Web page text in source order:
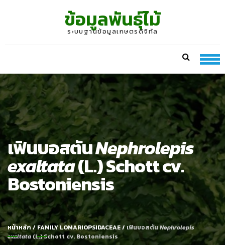
ข้อมูลพันธุ์ไม้
ระบบฐานข้อมูลเกษตรดิจิทัล
เฟินบอสตันNephrolepis
exaltata(L.) Schott cv.
Bostoniensis
หน้าหลัก/ FAMILY LOMARIOPSIDACEAE/เฟินบอสตันNephrolepis
exaltata (L.) Schott cv. Bostoniensis